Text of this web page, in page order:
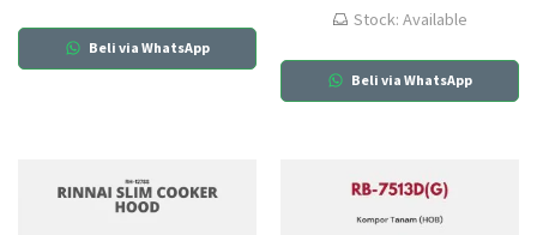
Beli via WhatsApp
Stock: Available
Beli via WhatsApp